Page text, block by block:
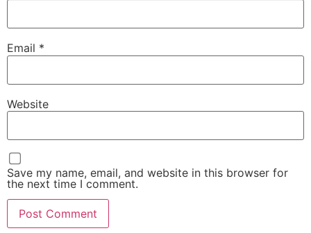
Email *
Website
Save my name, email, and website in this browser for
the next time I comment.